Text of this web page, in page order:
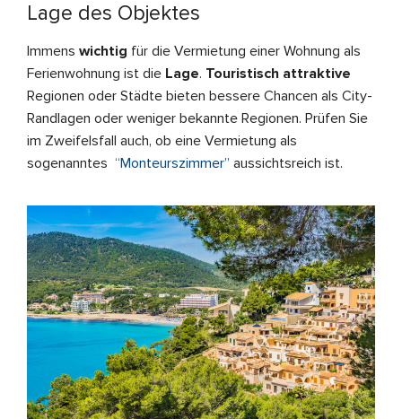
Lage des Objektes
Immens wichtig für die Vermietung einer Wohnung als
Ferienwohnung ist die Lage. Touristisch attraktive
Regionen oder Städte bieten bessere Chancen als City-
Randlagen oder weniger bekannte Regionen. Prüfen Sie
im Zweifelsfall auch, ob eine Vermietung als
sogenanntes “Monteurszimmer” aussichtsreich ist.